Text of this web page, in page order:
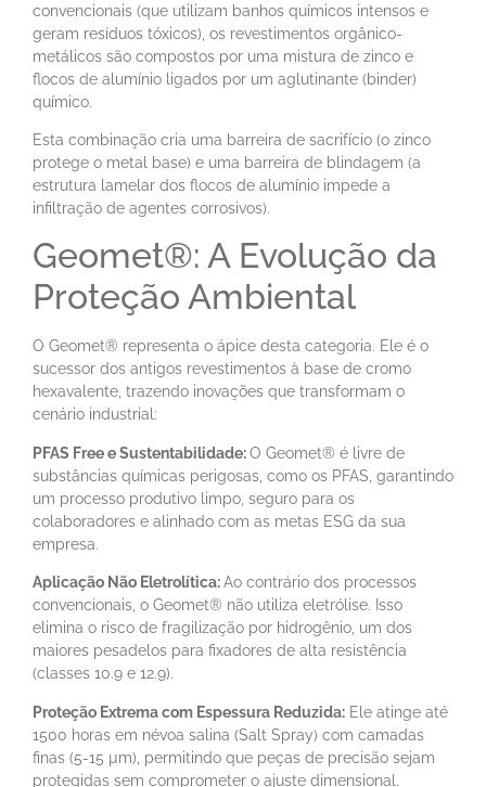
convencionais (que utilizam banhos químicos intensos e
geram resíduos tóxicos), os revestimentos orgânico-
metálicos são compostos por uma mistura de zinco e
flocos de alumínio ligados por um aglutinante (binder)
químico.
Esta combinação cria uma barreira de sacrifício (o zinco
protege o metal base) e uma barreira de blindagem (a
estrutura lamelar dos flocos de alumínio impede a
infiltração de agentes corrosivos).
Geomet®: A Evolução da
Proteção Ambiental
O Geomet® representa o ápice desta categoria. Ele é o
sucessor dos antigos revestimentos à base de cromo
hexavalente, trazendo inovações que transformam o
cenário industrial:
PFAS Free e Sustentabilidade:O Geomet® é livre de
substâncias químicas perigosas, como os PFAS, garantindo
um processo produtivo limpo, seguro para os
colaboradores e alinhado com as metas ESG da sua
empresa.
Aplicação Não Eletrolítica:Ao contrário dos processos
convencionais, o Geomet® não utiliza eletrólise. Isso
elimina o risco de fragilização por hidrogênio, um dos
maiores pesadelos para fixadores de alta resistência
(classes 10.9 e 12.9).
Proteção Extrema com Espessura Reduzida: Ele atinge até
1500 horas em névoa salina (Salt Spray) com camadas
finas (5-15 µm), permitindo que peças de precisão sejam
protegidas sem comprometer o ajuste dimensional.